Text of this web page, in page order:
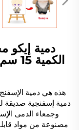
دمية
هذه هي دمية
وجمعاء الدمى